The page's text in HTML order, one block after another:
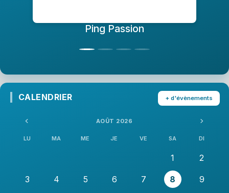
CALENDRIER
AOÛT 2026
LU MA ME JE VE SA DI
1 2
3 4 5 6 7 8 9
+ d'évènements